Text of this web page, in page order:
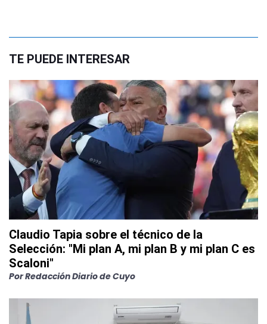
TE PUEDE INTERESAR
Claudio Tapia sobre el técnico de la
Selección: "Mi plan A, mi plan B y mi plan C es
Scaloni"
PorRedacción Diario de Cuyo